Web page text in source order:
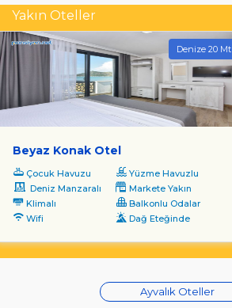
Yakın Oteller
Denize 20 Mt
Beyaz Konak Otel
Çocuk Havuzu
Yüzme Havuzlu
Deniz Manzaralı
Markete Yakın
Klimalı
Balkonlu Odalar
Wifi
Dağ Eteğinde
Ayvalık Oteller